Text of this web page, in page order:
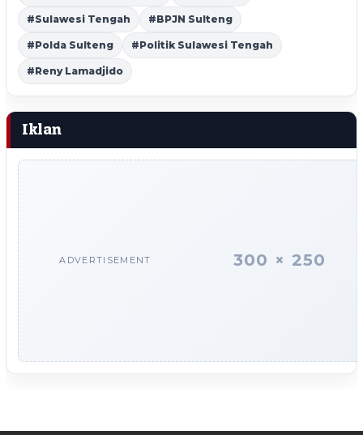
#Sulawesi Tengah #BPJN Sulteng
#Polda Sulteng #Politik Sulawesi Tengah
#Reny Lamadjido
Iklan
ADVERTISEMENT 300 × 250